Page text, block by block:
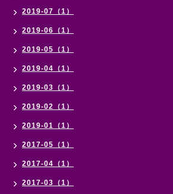
2019-07（1）
2019-06（1）
2019-05（1）
2019-04（1）
2019-03（1）
2019-02（1）
2019-01（1）
2017-05（1）
2017-04（1）
2017-03（1）